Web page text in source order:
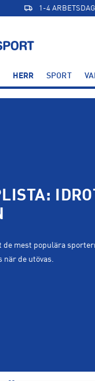
1-4
HERR SPORT
de mest populära
när de utövas.